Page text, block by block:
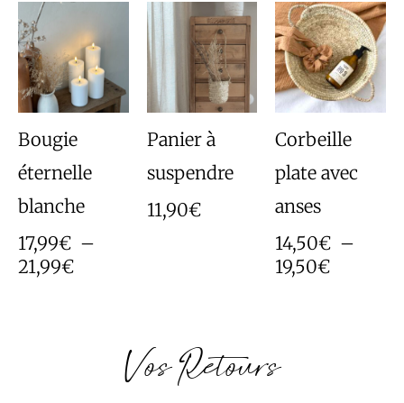
Bougie
éternelle
blanche
17,99€ –
21,99€
de
prix :
17,99€
à
21,99€
Panier à
suspendre
11,90€
Corbeille
plate avec
anses
14,50€ –
19,50€
Plage
de
prix :
14,50€
à
19,50€
Vos Retours